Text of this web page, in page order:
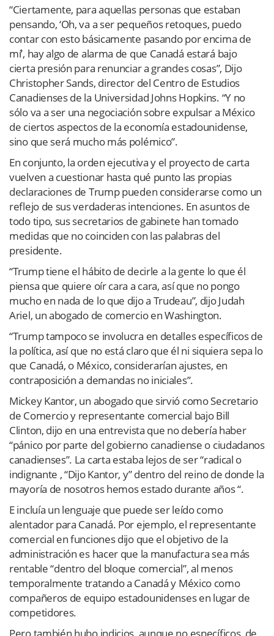
“Ciertamente, para aquellas personas que estaban
pensando, ‘Oh, va a ser pequeños retoques, puedo
contar con esto básicamente pasando por encima de
mí’, hay algo de alarma de que Canadá estará bajo
cierta presión para renunciar a grandes cosas”, Dijo
Christopher Sands, director del Centro de Estudios
Canadienses de la Universidad Johns Hopkins. “Y no
sólo va a ser una negociación sobre expulsar a México
de ciertos aspectos de la economía estadounidense,
sino que será mucho más polémico”.
En conjunto, la orden ejecutiva y el proyecto de carta
vuelven a cuestionar hasta qué punto las propias
declaraciones de Trump pueden considerarse como un
reflejo de sus verdaderas intenciones. En asuntos de
todo tipo, sus secretarios de gabinete han tomado
medidas que no coinciden con las palabras del
presidente.
“Trump tiene el hábito de decirle a la gente lo que él
piensa que quiere oír cara a cara, así que no pongo
mucho en nada de lo que dijo a Trudeau”, dijo Judah
Ariel, un abogado de comercio en Washington.
“Trump tampoco se involucra en detalles específicos de
la política, así que no está claro que él ni siquiera sepa lo
que Canadá, o México, considerarían ajustes, en
contraposición a demandas no iniciales”.
Mickey Kantor, un abogado que sirvió como Secretario
de Comercio y representante comercial bajo Bill
Clinton, dijo en una entrevista que no debería haber
“pánico por parte del gobierno canadiense o ciudadanos
canadienses”. La carta estaba lejos de ser “radical o
indignante , “Dijo Kantor, y” dentro del reino de donde la
mayoría de nosotros hemos estado durante años “.
E incluía un lenguaje que puede ser leído como
alentador para Canadá. Por ejemplo, el representante
comercial en funciones dijo que el objetivo de la
administración es hacer que la manufactura sea más
rentable “dentro del bloque comercial”, al menos
temporalmente tratando a Canadá y México como
compañeros de equipo estadounidenses en lugar de
competidores.
Pero también hubo indicios, aunque no específicos, de